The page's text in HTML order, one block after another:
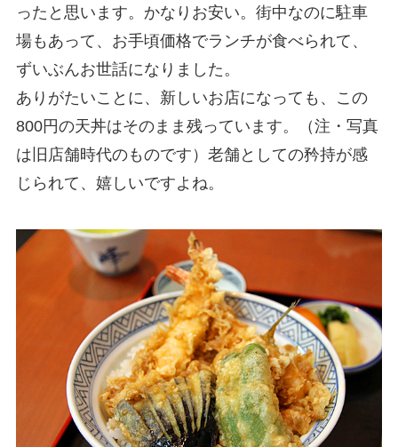
ったと思います。かなりお安い。街中なのに駐車
場もあって、お手頃価格でランチが食べられて、
ずいぶんお世話になりました。
ありがたいことに、新しいお店になっても、この
800円の天丼はそのまま残っています。（注・写真
は旧店舗時代のものです）老舗としての矜持が感
じられて、嬉しいですよね。